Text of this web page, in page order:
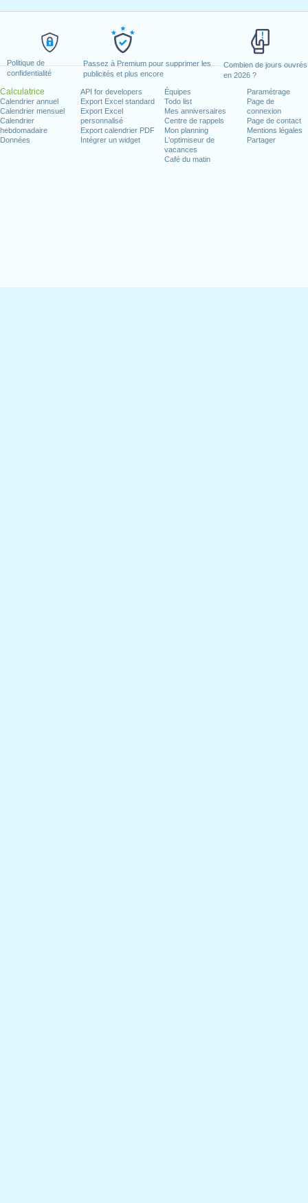
Politique de
confidentialité
Passez à Premium pour supprimer les
publicités et plus encore
Combien de jours ouvrés
en 2026 ?
Calculatrice
Calendrier annuel
Calendrier mensuel
Calendrier
hebdomadaire
Données
API for developers
Export Excel standard
Export Excel
personnalisé
Export calendrier PDF
Intégrer un widget
Équipes
Todo list
Mes anniversaires
Centre de rappels
Mon planning
L'optimiseur de
vacances
Café du matin
Paramétrage
Page de
connexion
Page de contact
Mentions légales
Partager